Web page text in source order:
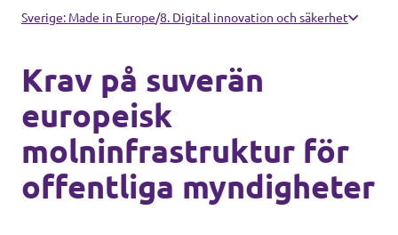
Välj ett språk
Regioner
Om Volt
Personer
Sverige: Made in Europe/8. Digital innovation och säkerhet
Krav på suverän
europeisk
molninfrastruktur för
offentliga myndigheter